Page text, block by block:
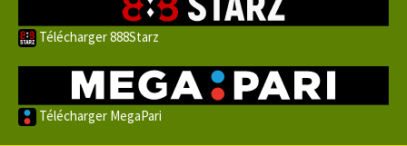
Télécharger 888Starz
Télécharger MegaPari